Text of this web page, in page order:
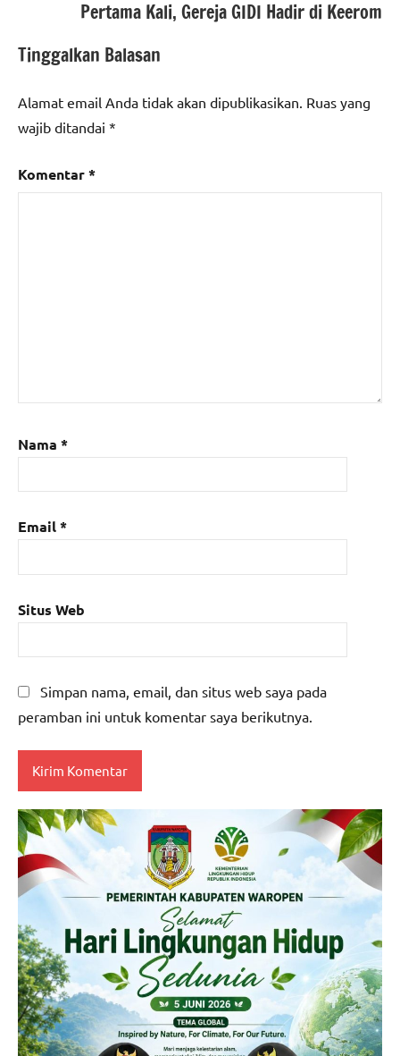
Pertama Kali, Gereja GIDI Hadir di Keerom
Tinggalkan Balasan
Alamat email Anda tidak akan dipublikasikan. Ruas yang
wajib ditandai *
Komentar*
Nama *
Email*
Situs Web
Simpan nama, email, dan situs web saya pada
peramban ini untuk komentar saya berikutnya.